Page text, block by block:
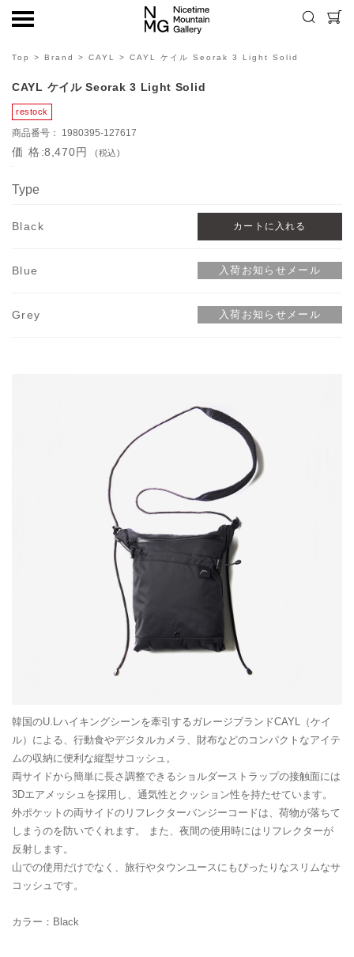
Top > Brand > CAYL > CAYL ケイル Seorak 3 Light Solid
CAYL ケイル Seorak 3 Light Solid
1980395-127617
価格8,470円 (税込)
Type
Black
Blue
Grey
韓国のU.Lハイキングシーンを牽引するガレージブランドCAYL（ケイ
ル）による、行動食やデジタルカメラ、財布などのコンパクトなアイテ
ムの収納に便利な縦型サコッシュ。
両サイドから簡単に長さ調整できるショルダーストラップの接触面には
3Dエアメッシュを採用し、通気性とクッション性を持たせています。
外ポケットの両サイドのリフレクターバンジーコードは、荷物が落ちて
しまうのを防いでくれます。 また、夜間の使用時にはリフレクターが
反射します。
山での使用だけでなく、旅行やタウンユースにもぴったりなスリムなサ
コッシュです。
カラー：Black